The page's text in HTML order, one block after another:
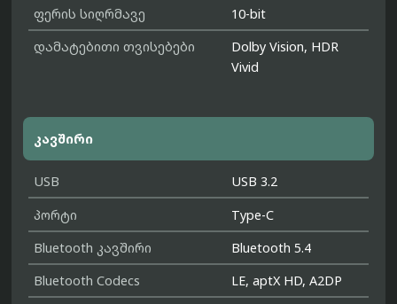
ფერის სიღრმავე
10-bit
დამატებითი თვისებები
Dolby Vision, HDR
Vivid
კავშირი
USB
USB 3.2
პორტი
Type-C
Bluetooth კავშირი
Bluetooth 5.4
Bluetooth Codecs
LE, aptX HD, A2DP